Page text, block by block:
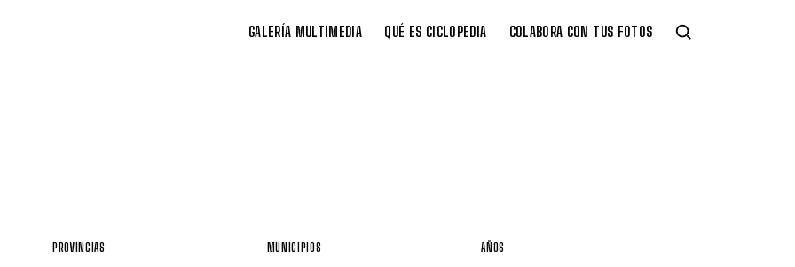
GALERÍA MULTIMEDIA QUÉ ES CICLOPEDIA COLABORA CON TUS FOTOS
PROVINCIAS MUNICIPIOS AÑOS